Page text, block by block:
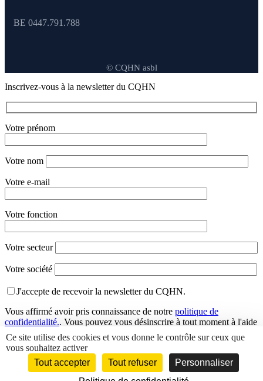
BE 0447.791.788
© CQHN asbl
Inscrivez-vous à la newsletter du CQHN
Votre prénom
Votre nom
Votre e-mail
Votre fonction
Votre secteur
Votre société
J'accepte de recevoir la newsletter du CQHN.
Vous affirmé avoir pris connaissance de notre politique de
confidentialité.. Vous pouvez vous désinscrire à tout moment à l'aide
des liens de désinscription ou en nous contactant à l'adresse
info@cqhn.com.
Ce site utilise des cookies et vous donne le contrôle sur ceux que
vous souhaitez activer
Tout accepter
Tout refuser
Personnaliser